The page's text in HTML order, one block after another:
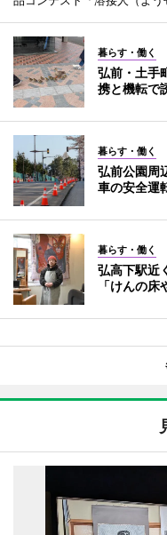
暮らす・働く
弘前・土手
携と機転で
暮らす・働く
弘前公園周
車の安全運
暮らす・働く
弘高下駅近
「けんの床